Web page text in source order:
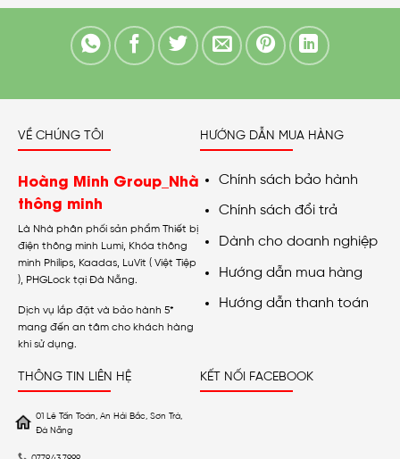
VỀ CHÚNG TÔI
Hoàng Minh Group_Nhà
thông minh
Là Nhà phân phối sản phẩm Thiết bị
điện thông minh Lumi, Khóa thông
minh Philips, Kaadas, LuVit ( Việt Tiệp
), PHGLock tại Đà Nẵng.
Dịch vụ lắp đặt và bảo hành 5*
mang đến an tâm cho khách hàng
khi sử dụng.
HƯỚNG DẪN MUA HÀNG
Chính sách bảo hành
Chính sách đổi trả
Dành cho doanh nghiệp
Hướng dẫn mua hàng
Hướng dẫn thanh toán
THÔNG TIN LIÊN HỆ
01 Lê Tấn Toán, An Hải Bắc, Sơn Trà,
Đà Nẵng
KẾT NỐI FACEBOOK